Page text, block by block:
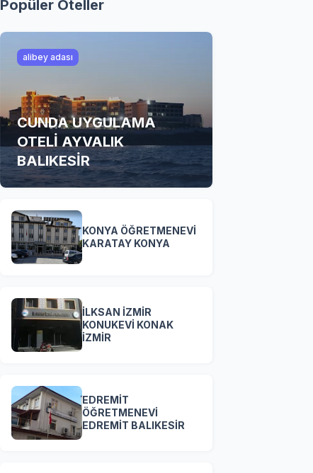
Popüler Oteller
alibey adası
CUNDA UYGULAMA
OTELİ AYVALIK
BALIKESİR
KONYA ÖĞRETMENEVİ
KARATAY KONYA
İLKSAN İZMİR
KONUKEVİ KONAK
İZMİR
EDREMİT
ÖĞRETMENEVİ
EDREMİT BALIKESİR